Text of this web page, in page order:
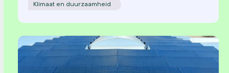
Klimaat en duurzaamheid